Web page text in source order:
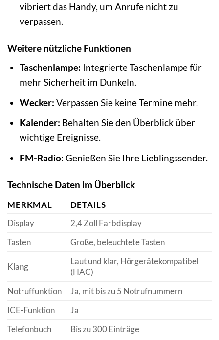
vibriert das Handy, um Anrufe nicht zu
verpassen.
Weitere nützliche Funktionen
Taschenlampe: Integrierte Taschenlampe für
mehr Sicherheit im Dunkeln.
Wecker: Verpassen Sie keine Termine mehr.
Kalender: Behalten Sie den Überblick über
wichtige Ereignisse.
FM-Radio: Genießen Sie Ihre Lieblingssender.
Technische Daten im Überblick
MERKMAL
DETAILS
Display
2,4 Zoll Farbdisplay
Tasten
Große, beleuchtete Tasten
Klang
Laut und klar, Hörgerätekompatibel
(HAC)
Notruffunktion
Ja, mit bis zu 5 Notrufnummern
ICE-Funktion
Ja
Telefonbuch
Bis zu 300 Einträge